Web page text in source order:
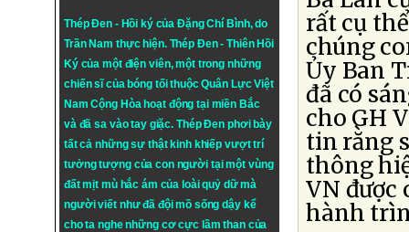
Thép Đen - Hồi ký của Đặng Chí Bình, do
Trần Nam thực hiện. Thép Đen- Thiên Hồi
Ký của một điện viên, một trong những
chiến sĩ của bóng tối thuộc Quân Lực Việt
Nam Cộng Hòa hoạt động tại miền Bắc
và đã sa vào tay giặc. Thép Đen phơi bày
tất cả những sự thật kinh khiếp vượt trí
tưởng tượng của con người tại một vùng
đất mịt mù hắc ám của loài quỷ dữ mà
người viết như đã đội mồ sống dậy kể
cho ta nghe những cơ cực lầm than của
rất cụ
chúng
Ủy Ban
đã có
cho GH
tin rằng
thông
VN được
hành